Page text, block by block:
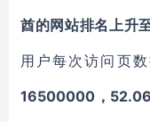
酋的网站排名上升
用户每次访问页
16500000，